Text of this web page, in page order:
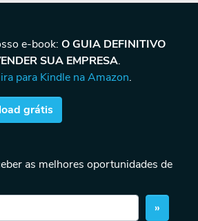
e-book: O GUIA DEFINITIVO
SUA EMPRESA.
para Kindle na Amazon.
grátis
as melhores oportunidades de
»